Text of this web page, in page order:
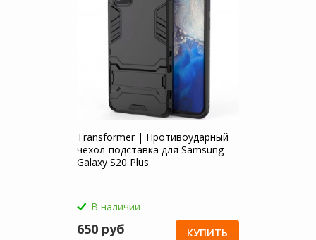
Transformer | Противоударный
чехол-подставка для Samsung
Galaxy S20 Plus
В наличии
650 руб КУПИТЬ